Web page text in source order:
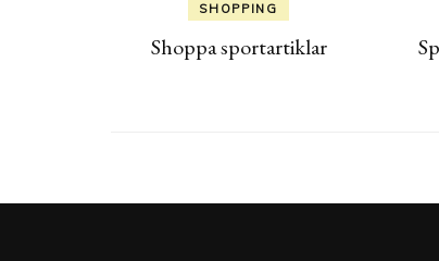
SHOPPING
Shoppa sportartiklar